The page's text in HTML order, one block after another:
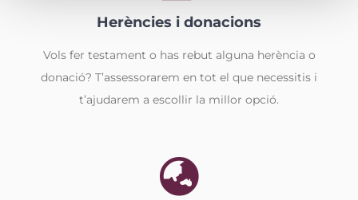
Herències i donacions
Vols fer testament o has rebut alguna herència o
donació? T’assessorarem en tot el que necessitis i
t’ajudarem a escollir la millor opció.